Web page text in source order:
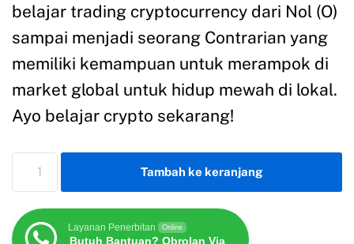
belajar trading cryptocurrency dari Nol (O)
sampai menjadi seorang Contrarian yang
memiliki kemampuan untuk merampok di
market global untuk hidup mewah di lokal.
Ayo belajar crypto sekarang!
Tambah ke keranjang
Layanan Penerbitan Online
Butuh Bantuan? Obrolan Via